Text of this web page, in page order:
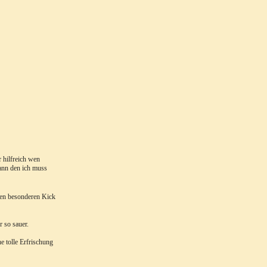
hilfreich wen
den ich muss
besonderen Kick
so sauer.
tolle Erfrischung